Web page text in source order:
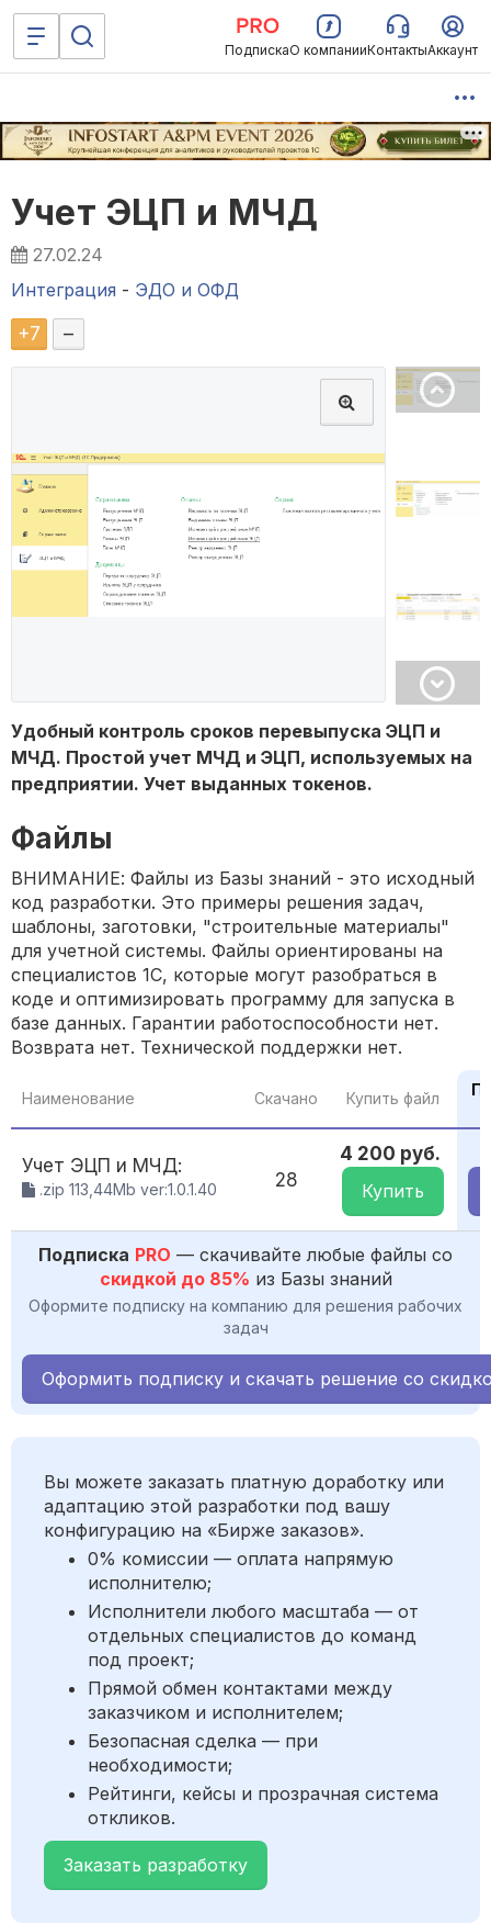
ПодпискаО компанииКонтактыАккаунт
Учет ЭЦП и МЧД
27.02.24
Интеграция - ЭДО и ОФД
+7 –
Удобный контроль сроков перевыпуска ЭЦП и
МЧД. Простой учет МЧД и ЭЦП, используемых на
предприятии. Учет выданных токенов.
Файлы
ВНИМАНИЕ: Файлы из Базы знаний - это исходный
код разработки. Это примеры решения задач,
шаблоны, заготовки, "строительные материалы"
для учетной системы. Файлы ориентированы на
специалистов 1С, которые могут разобраться в
коде и оптимизировать программу для запуска в
базе данных. Гарантии работоспособности нет.
Возврата нет. Технической поддержки нет.
Наименование Скачано Купить файл
Учет ЭЦП и МЧД:
.zip 113,44Mb ver:1.0.1.40 28
4 200 руб.
Купить
Подписка PRO — скачивайте любые файлы со
скидкой до 85% из Базы знаний
Оформите подписку на компанию для решения рабочих
задач
Оформить подписку и скачать решение со
Вы можете заказать платную доработку или
адаптацию этой разработки под вашу
конфигурацию на «Бирже заказов».
0% комиссии — оплата напрямую
исполнителю;
Исполнители любого масштаба — от
отдельных специалистов до команд
под проект;
Прямой обмен контактами между
заказчиком и исполнителем;
Безопасная сделка — при
необходимости;
Рейтинги, кейсы и прозрачная система
откликов.
Заказать разработку